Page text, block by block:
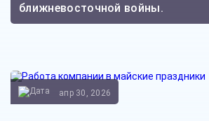
ближневосточной войны.
апр 30, 2026